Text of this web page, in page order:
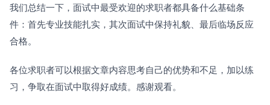
我们总结一下，面试中最受欢迎的求职者都具备什么基础条
件：首先专业技能扎实，其次面试中保持礼貌、最后临场反应
合格。
各位求职者可以根据文章内容思考自己的优势和不足，加以练
习，争取在面试中取得好成绩。感谢观看。